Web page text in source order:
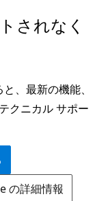
されなく
、最新の機能、
クニカル サポー
の詳細情報